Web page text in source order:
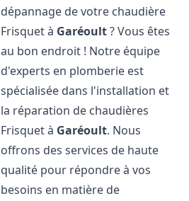
dépannage de votre chaudière
Frisquet à Garéoult? Vous êtes
au bon endroit ! Notre équipe
d'experts en plomberie est
spécialisée dans l'installation et
la réparation de chaudières
Frisquet à Garéoult. Nous
offrons des services de haute
qualité pour répondre à vos
besoins en matière de